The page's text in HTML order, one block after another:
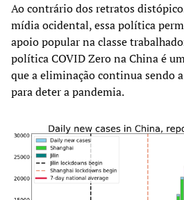
Ao contrário dos retratos
mídia ocidental, essa política
apoio popular na classe
política COVID Zero na China é
que a eliminação continua sendo
para deter a pandemia.